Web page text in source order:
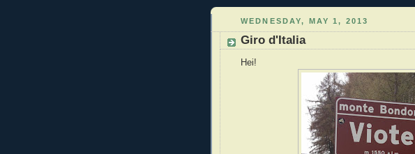
WEDNESDAY, MAY 1, 2013
Giro d'Italia
Hei!